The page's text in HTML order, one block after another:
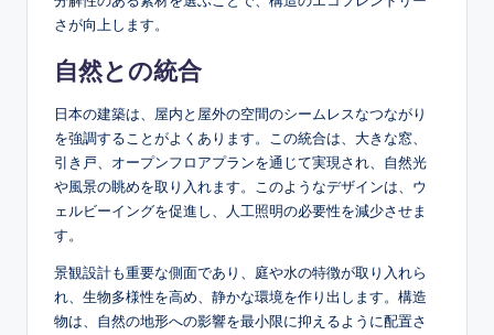
さが向上します。
自然との統合
日本の建築は、屋内と屋外の空間のシームレスなつながり
を強調することがよくあります。この統合は、大きな窓、
引き戸、オープンフロアプランを通じて実現され、自然光
や風景の眺めを取り入れます。このようなデザインは、ウ
ェルビーイングを促進し、人工照明の必要性を減少させま
す。
景観設計も重要な側面であり、庭や水の特徴が取り入れら
れ、生物多様性を高め、静かな環境を作り出します。構造
物は、自然の地形への影響を最小限に抑えるように配置さ